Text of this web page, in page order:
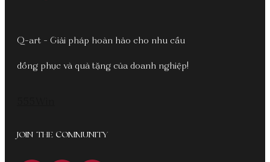
Q-art - Giải pháp hoàn hảo cho nhu cầu
đồng phục và quà tặng của doanh nghiệp!
JOIN THE COMMUNITY